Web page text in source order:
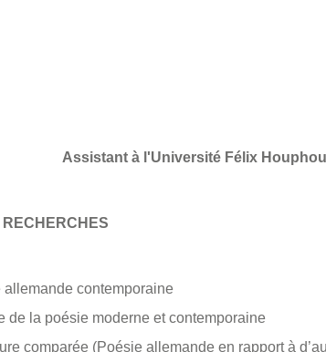
Assistant à l'Université Félix
allemande contemporaine
de la poésie moderne et contemporaine
comparée (Poésie allemande en rapport à